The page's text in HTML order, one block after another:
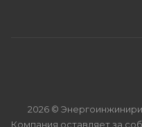
2026 ©
Компания оставляет за